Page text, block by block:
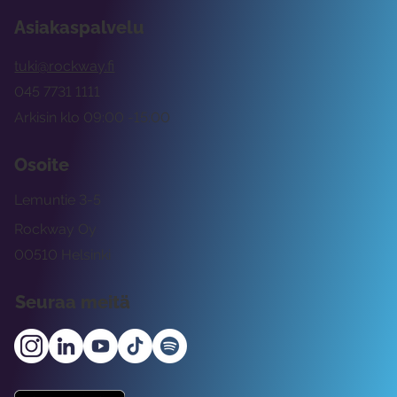
Asiakaspalvelu
tuki@rockway.fi
Arkisin klo 09:00 -15:00
045 7731 1111
Osoite
Rockway Oy
Lemuntie 3-5
00510 Helsinki
Seuraa meitä